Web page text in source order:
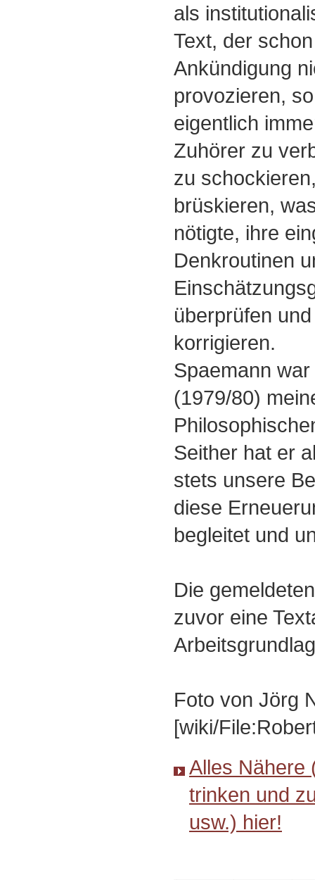
als
Text, der
Ankündigung
provozieren,
eigentlich
Zuhörer zu
zu
brüskieren,
nötigte, ihre
Denkroutinen
überprüfen
korrigieren.
Spaemann
(1979/80)
Seither hat er
stets unsere
diese
begleitet und
Die
zuvor eine
Foto von Jörg
[wiki/
Alles Nähere
trinken und
usw.) hier!